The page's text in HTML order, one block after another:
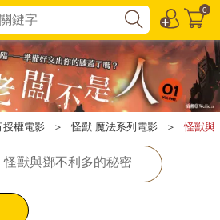
0
授權電影 ＞ 怪獸.魔法系列電影 ＞ 怪獸與
怪獸與鄧不利多的秘密